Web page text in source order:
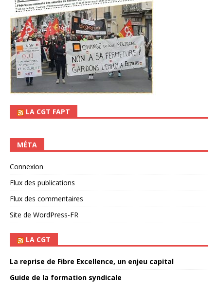
LA CGT FAPT
MÉTA
Connexion
Flux des publications
Flux des commentaires
Site de WordPress-FR
LA CGT
La reprise de Fibre Excellence, un enjeu capital
Guide de la formation syndicale